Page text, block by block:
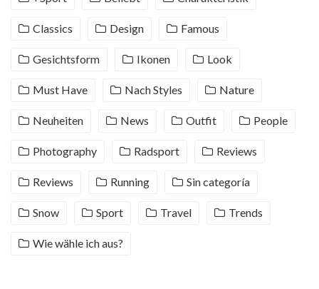
Classics Design Famous
Gesichtsform Ikonen Look
Must Have Nach Styles Nature
Neuheiten News Outfit People
Photography Radsport Reviews
Reviews Running Sin categoría
Snow Sport Travel Trends
Wie wähle ich aus?